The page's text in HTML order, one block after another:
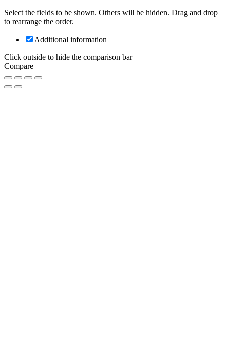
Select the fields to be shown. Others will be hidden. Drag and drop
to rearrange the order.
Additional information
Click outside to hide the comparison bar
Compare